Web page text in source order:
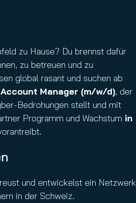
zu Hause? Du brennst dafür
zu betreuen und zu
global rasant und suchen ab
Manager (m/w/d), der
Bedrohungen stellt und mit
Programm und Wachstum in
und entwickelst ein Netzwerk
in der Schweiz.